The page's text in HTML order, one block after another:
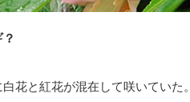
花と紅花が混在して咲いていた。